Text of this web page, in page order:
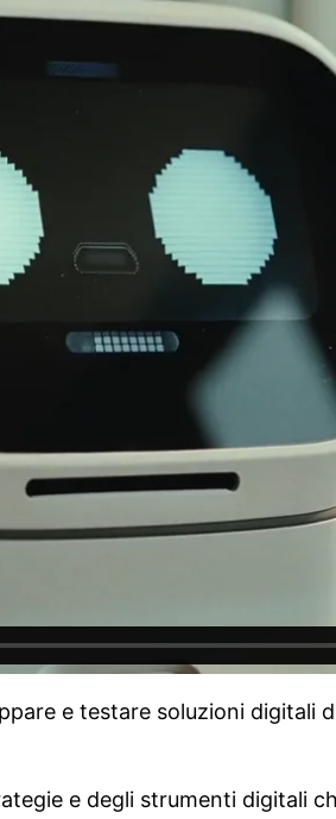
e testare soluzioni
e degli strumenti digitali